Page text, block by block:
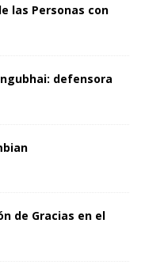
las Personas con
defensora
de Gracias en el